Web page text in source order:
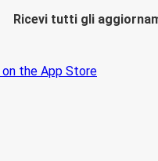
Ricevi tutti gli